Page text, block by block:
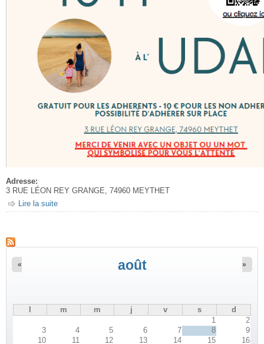
Adresse:
3 RUE LÉON REY GRANGE, 74960 MEYTHET
Lire la suite
août
« »
m m j v s
d
1
2
3
4 5 6 7 8
9
10
11 12 13 14 15 16